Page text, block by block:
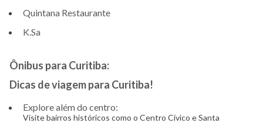
Quintana Restaurante
K.Sa
Ônibus para Curitiba:
Dicas de viagem para Curitiba!
Explore além do centro:
Visite bairros históricos como o Centro Cívico e Santa